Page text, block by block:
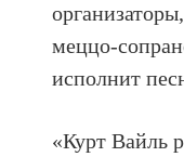
меццо-
исполнит
«Курт Вайль